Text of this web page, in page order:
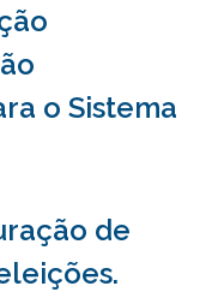
o Sistema
de